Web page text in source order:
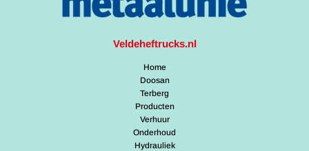
Veldeheftrucks.nl
Home
Doosan
Terberg
Producten
Verhuur
Onderhoud
Hydrauliek